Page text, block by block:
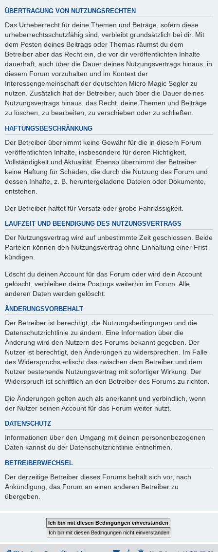
ÜBERTRAGUNG VON NUTZUNGSRECHTEN
Das Urheberrecht für deine Themen und Beträge, sofern diese
urheberrechtsschutzfähig sind, verbleibt grundsätzlich bei dir. Mit
dem Posten deines Beitrags oder Themas räumst du dem
Betreiber aber das Recht ein, die vor dir veröffentlichten Inhalte
dauerhaft, auch über die Dauer deines Nutzungsvertrags hinaus, in
diesem Forum vorzuhalten und im Kontext der
Interessengemeinschaft der deutschten Micro Magic Segler zu
nutzen. Zusätzlich hat der Betreiber, auch über die Dauer deines
Nutzungsvertrags hinaus, das Recht, deine Themen und Beiträge
zu löschen, zu bearbeiten, zu verschieben oder zu schließen.
HAFTUNGSBESCHRÄNKUNG
Der Betreiber übernimmt keine Gewähr für die in diesem Forum
veröffentlichten Inhalte, insbesondere für deren Richtigkeit,
Vollständigkeit und Aktualität. Ebenso übernimmt der Betreiber
keine Haftung für Schäden, die durch die Nutzung des Forum und
dessen Inhalte, z. B. heruntergeladene Dateien oder Dokumente,
entstehen.
Der Betreiber haftet für Vorsatz oder grobe Fahrlässigkeit.
LAUFZEIT UND BEENDIGUNG DES NUTZUNGSVERTRAGS
Der Nutzungsvertrag wird auf unbestimmte Zeit geschlossen. Beide
Parteien können den Nutzungsvertrag ohne Einhaltung einer Frist
kündigen.
Löscht du deinen Account für das Forum oder wird dein Account
gelöscht, verbleiben deine Postings weiterhin im Forum. Alle
anderen Daten werden gelöscht.
ÄNDERUNGSVORBEHALT
Der Betreiber ist berechtigt, die Nutzungsbedingungen und die
Datenschutzrichtlinie zu ändern. Eine Information über die
Änderung wird den Nutzern des Forums bekannt gegeben. Der
Nutzer ist berechtigt, den Änderungen zu widersprechen. Im Falle
des Widerspruchs erlischt das zwischen dem Betreiber und dem
Nutzer bestehende Nutzungsvertrag mit sofortiger Wirkung. Der
Widerspruch ist schriftlich an den Betreiber des Forums zu richten.
Die Änderungen gelten auch als anerkannt und verbindlich, wenn
der Nutzer seinen Account für das Forum weiter nutzt.
DATENSCHUTZ
Informationen über den Umgang mit deinen personenbezogenen
Daten kannst du der Datenschutzrichtlinie entnehmen.
BETREIBERWECHSEL
Der derzeitige Betreiber dieses Forums behält sich vor, nach
Ankündigung, das Forum an einen anderen Betreiber zu
übergeben.